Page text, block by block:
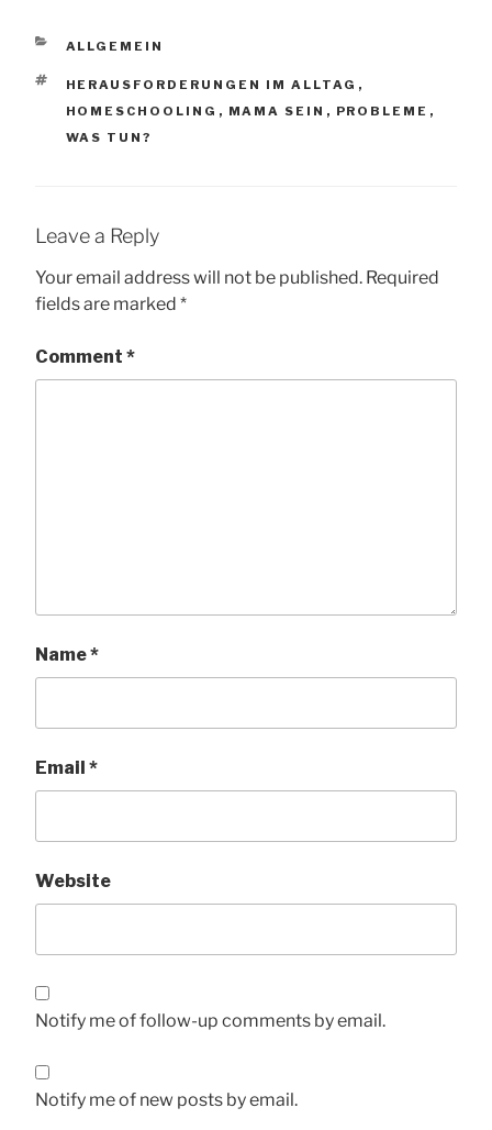
CATEGORIES
ALLGEMEIN
TAGS
HERAUSFORDERUNGEN IM ALLTAG ,
HOMESCHOOLING , MAMA SEIN , PROBLEME ,
WAS TUN?
Leave a Reply
Your email address will not be published. Required
fields are marked *
Comment *
Name*
Email *
Website
Notify me of follow-up comments by email.
Notify me of new posts by email.